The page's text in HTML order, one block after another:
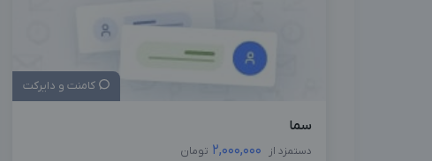
کامنت و دایرکت
سما
دستمزد از 2,000,000 تومان